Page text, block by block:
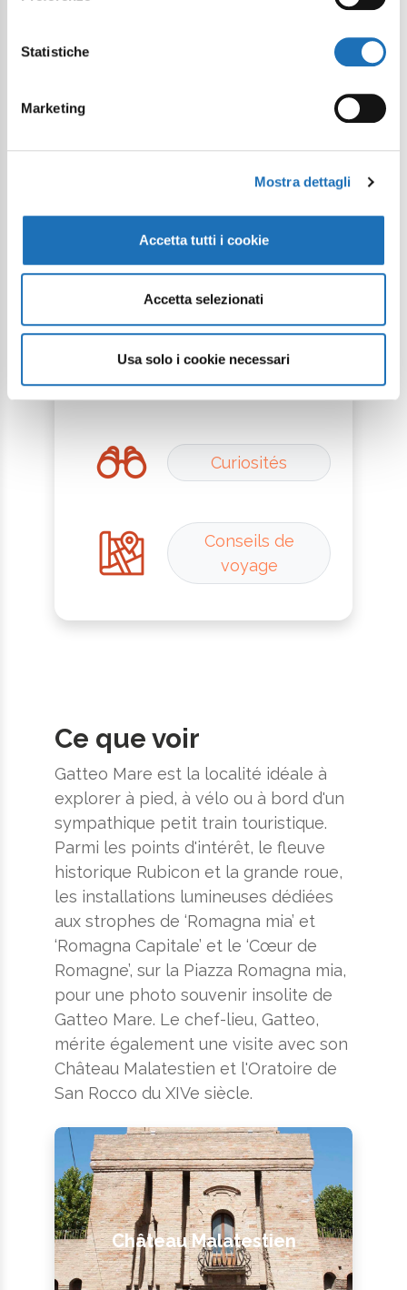
Statistiche
Marketing
Mostra dettagli
Accetta tutti i cookie
Accetta selezionati
Usa solo i cookie necessari
vraiment sans barrières, avec
personnes handicapées.
Experience
Evénements
News
Curiosités
Conseils de
voyage
Ce que voir
Gatteo Mare est la localité idéale à
explorer à pied, à vélo ou à bord d'un
sympathique petit train touristique.
Parmi les points d'intérêt, le fleuve
historique Rubicon et la grande roue,
les installations lumineuses dédiées
aux strophes de ‘Romagna mia’ et
‘Romagna Capitale’ et le ‘Cœur de
Romagne’, sur la Piazza Romagna mia,
pour une photo souvenir insolite de
Gatteo Mare. Le chef-lieu, Gatteo,
mérite également une visite avec son
Château Malatestien et l'Oratoire de
San Rocco du XIVe siècle.
Château Malatestien